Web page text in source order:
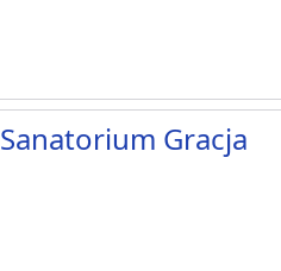
Sanatorium Gracja